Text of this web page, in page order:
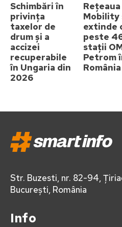
Schimbări în
privința
taxelor de
drum și a
accizei
recuperabile
în Ungaria din
2026
Rețeaua
Mobility
extinde
peste
stații
Petrom
România
Str. Buzesti, nr. 82-94,
București, România
Info